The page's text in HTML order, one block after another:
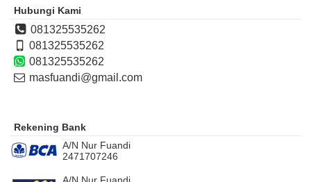
Hubungi Kami
081325535262
081325535262
081325535262
masfuandi@gmail.com
Rekening Bank
A/N Nur Fuandi
2471707246
A/N Nur Fuandi